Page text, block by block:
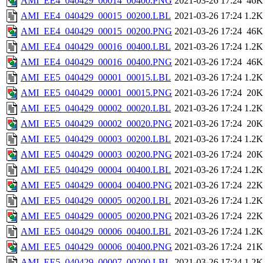
AMI_EE4_040429_00015_00200.LBL 2021-03-26 17:24 1.2K
AMI_EE4_040429_00015_00200.PNG 2021-03-26 17:24 46K
AMI_EE4_040429_00016_00400.LBL 2021-03-26 17:24 1.2K
AMI_EE4_040429_00016_00400.PNG 2021-03-26 17:24 46K
AMI_EE5_040429_00001_00015.LBL 2021-03-26 17:24 1.2K
AMI_EE5_040429_00001_00015.PNG 2021-03-26 17:24 20K
AMI_EE5_040429_00002_00020.LBL 2021-03-26 17:24 1.2K
AMI_EE5_040429_00002_00020.PNG 2021-03-26 17:24 20K
AMI_EE5_040429_00003_00200.LBL 2021-03-26 17:24 1.2K
AMI_EE5_040429_00003_00200.PNG 2021-03-26 17:24 20K
AMI_EE5_040429_00004_00400.LBL 2021-03-26 17:24 1.2K
AMI_EE5_040429_00004_00400.PNG 2021-03-26 17:24 22K
AMI_EE5_040429_00005_00200.LBL 2021-03-26 17:24 1.2K
AMI_EE5_040429_00005_00200.PNG 2021-03-26 17:24 22K
AMI_EE5_040429_00006_00400.LBL 2021-03-26 17:24 1.2K
AMI_EE5_040429_00006_00400.PNG 2021-03-26 17:24 21K